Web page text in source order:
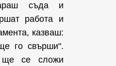
съда и
работа и
казваш:
го свърши".
се сложи